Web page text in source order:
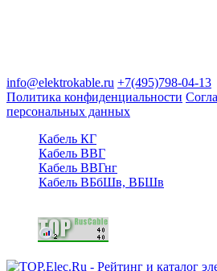
info@elektrokable.ru +7(495)798-04-13
Политика конфиденциальности
персональных данных
Кабель КГ
Кабель ВВГ
Кабель ВВГнг
Кабель ВБбШв, ВБШв